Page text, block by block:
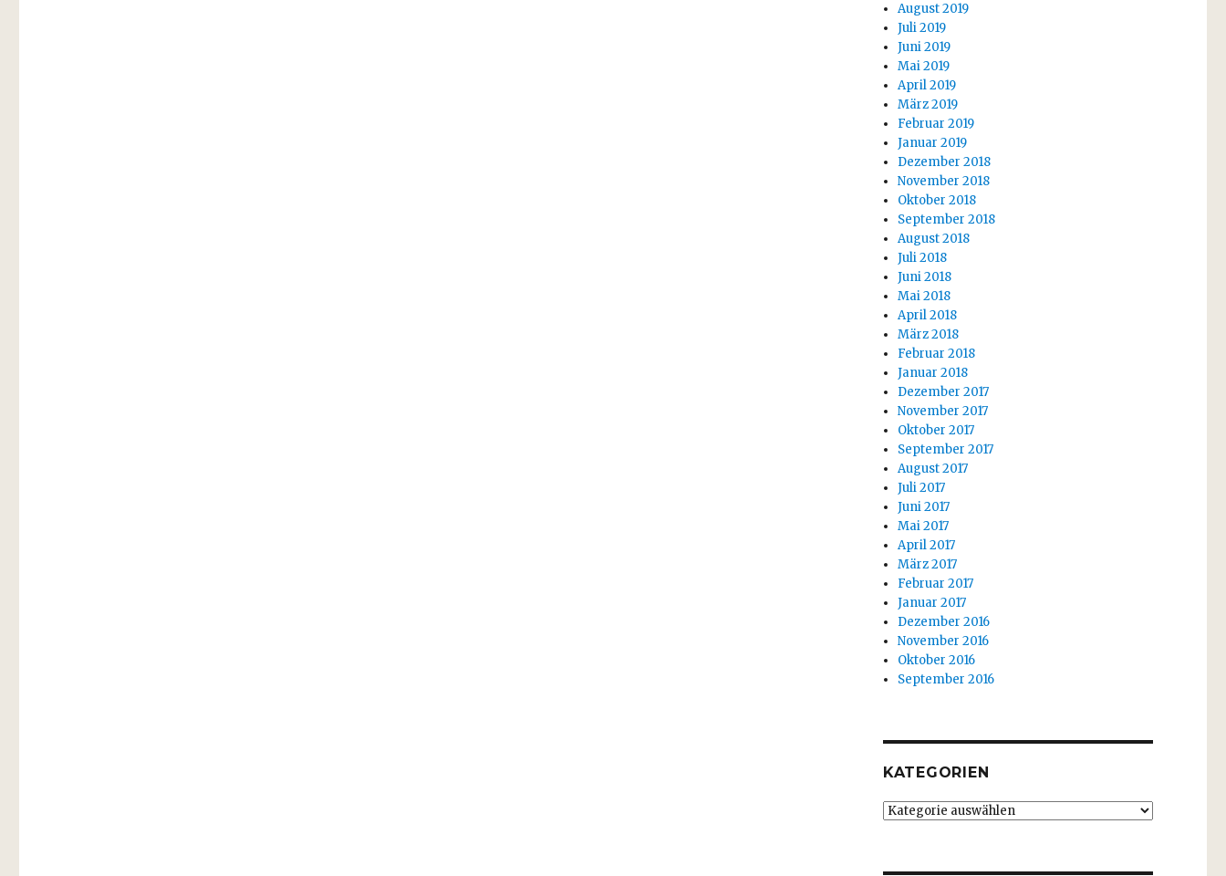
August 2019
Juli 2019
Juni 2019
Mai 2019
April 2019
März 2019
Februar 2019
Januar 2019
Dezember 2018
November 2018
Oktober 2018
September 2018
August 2018
Juli 2018
Juni 2018
Mai 2018
April 2018
März 2018
Februar 2018
Januar 2018
Dezember 2017
November 2017
Oktober 2017
September 2017
August 2017
Juli 2017
Juni 2017
Mai 2017
April 2017
März 2017
Februar 2017
Januar 2017
Dezember 2016
November 2016
Oktober 2016
September 2016
KATEGORIEN
Kategorien